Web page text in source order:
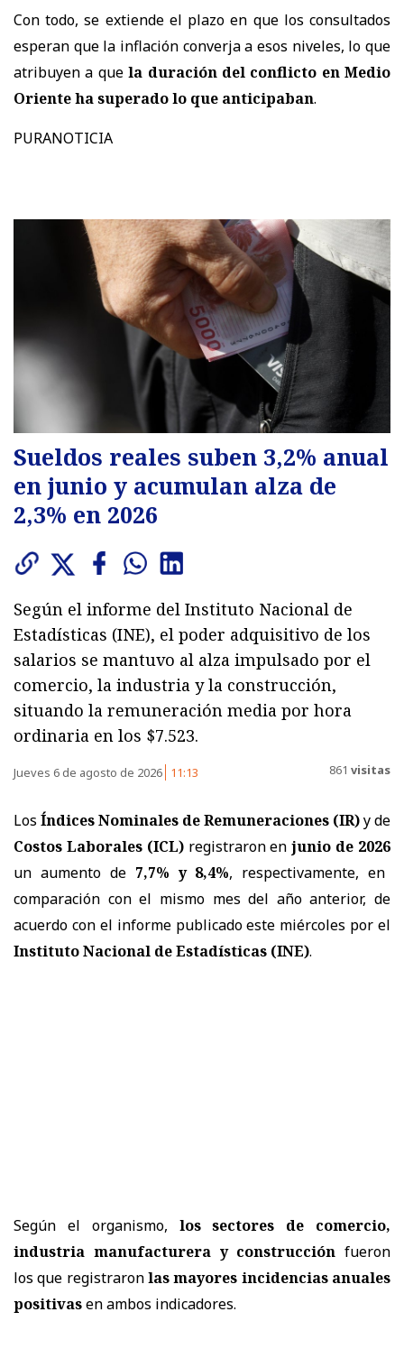
Con todo, se extiende el plazo en que los consultados
esperan que la inflación converja a esos niveles, lo que
atribuyen a quela duración del conflicto en Medio
Oriente ha superado lo que anticipaban.
PURANOTICIA
Sueldos reales suben 3,2% anual
en junio y acumulan alza de
2,3% en 2026
Según el informe del Instituto Nacional de
Estadísticas (INE), el poder adquisitivo de los
salarios se mantuvo al alza impulsado por el
comercio, la industria y la construcción,
situando la remuneración media por hora
ordinaria en los $7.523.
Jueves 6 de agosto de 2026 11:13 861 visitas
Los Índices Nominales de Remuneraciones (IR)y de
Costos Laborales (ICL)registraron enjunio de 2026
un aumento de 7,7% y 8,4%, respectivamente, en
comparación con el mismo mes del año anterior, de
acuerdo con el informe publicado este miércoles por el
Instituto Nacional de Estadísticas (INE).
Según el organismo, los sectores de comercio,
industria manufacturera y construcción fueron
los que registraronlas mayores incidencias anuales
positivasen ambos indicadores.